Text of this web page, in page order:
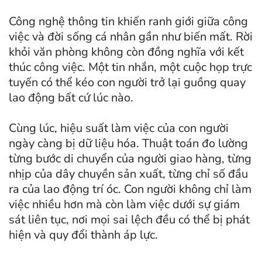
Công nghệ thông tin khiến ranh giới giữa công
việc và đời sống cá nhân gần như biến mất. Rời
khỏi văn phòng không còn đồng nghĩa với kết
thúc công việc. Một tin nhắn, một cuộc họp trực
tuyến có thể kéo con người trở lại guồng quay
lao động bất cứ lúc nào.
Cùng lúc, hiệu suất làm việc của con người
ngày càng bị dữ liệu hóa. Thuật toán đo lường
từng bước di chuyển của người giao hàng, từng
nhịp của dây chuyền sản xuất, từng chỉ số đầu
ra của lao động trí óc. Con người không chỉ làm
việc nhiều hơn mà còn làm việc dưới sự giám
sát liên tục, nơi mọi sai lệch đều có thể bị phát
hiện và quy đổi thành áp lực.